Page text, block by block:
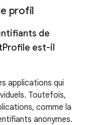
profil
de
Profile est-il
applications qui
Toutefois,
comme la
anonymes.